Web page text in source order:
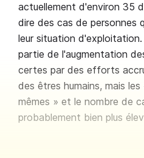
actuellement d'environ 35
dire des cas de personnes
leur situation d'exploitation.
partie de l'augmentation
certes par des efforts
des êtres humains, mais
mêmes » et le nombre de
probablement bien plus